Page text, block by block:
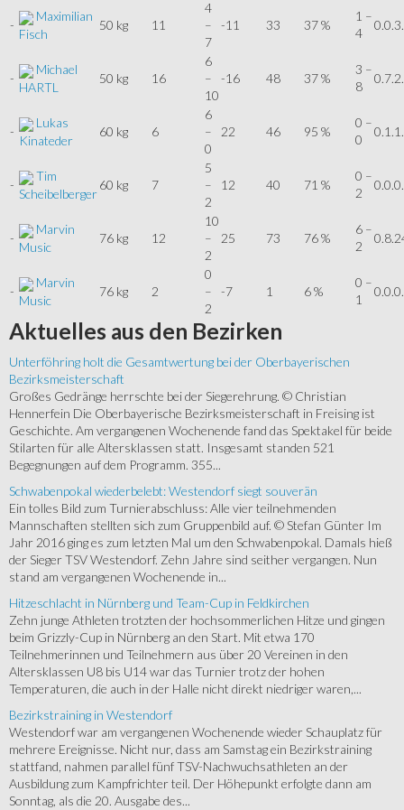
-
Maximilian
Fisch
50 kg 11
4
–
7
-11 33 37 %
1 –
4
-
Michael
HARTL
50 kg 16
6
–
10
-16 48 37 %
3 –
8
-
Lukas
Kinateder
60 kg 6
6
–
0
22 46 95 %
0 –
0
-
Tim
Scheibelberger
60 kg 7
5
–
2
12 40 71 %
0 –
2
-
Marvin
Music
76 kg 12
10
–
2
25 73 76 %
6 –
2
-
Marvin
Music
76 kg 2
0
–
2
-7 1 6 %
0 –
1
Aktuelles aus den Bezirken
Unterföhring holt die Gesamtwertung bei der Oberbayerischen
Bezirksmeisterschaft
Großes Gedränge herrschte bei der Siegerehrung. © Christian
Hennerfein Die Oberbayerische Bezirksmeisterschaft in Freising ist
Geschichte. Am vergangenen Wochenende fand das Spektakel für beide
Stilarten für alle Altersklassen statt. Insgesamt standen 521
Begegnungen auf dem Programm. 355...
Schwabenpokal wiederbelebt: Westendorf siegt souverän
Ein tolles Bild zum Turnierabschluss: Alle vier teilnehmenden
Mannschaften stellten sich zum Gruppenbild auf. © Stefan Günter Im
Jahr 2016 ging es zum letzten Mal um den Schwabenpokal. Damals hieß
der Sieger TSV Westendorf. Zehn Jahre sind seither vergangen. Nun
stand am vergangenen Wochenende in...
Hitzeschlacht in Nürnberg und Team-Cup in Feldkirchen
Zehn junge Athleten trotzten der hochsommerlichen Hitze und gingen
beim Grizzly-Cup in Nürnberg an den Start. Mit etwa 170
Teilnehmerinnen und Teilnehmern aus über 20 Vereinen in den
Altersklassen U8 bis U14 war das Turnier trotz der hohen
Temperaturen, die auch in der Halle nicht direkt niedriger waren,...
Bezirkstraining in Westendorf
Westendorf war am vergangenen Wochenende wieder Schauplatz für
mehrere Ereignisse. Nicht nur, dass am Samstag ein Bezirkstraining
stattfand, nahmen parallel fünf TSV-Nachwuchsathleten an der
Ausbildung zum Kampfrichter teil. Der Höhepunkt erfolgte dann am
Sonntag, als die 20. Ausgabe des...